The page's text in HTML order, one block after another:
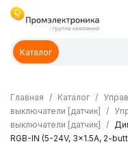
Каталог
Главная Каталог
выключатели [датчик]
выключатели [датчик]
RGB-IN (5-24V, 3x1.5A, 2-